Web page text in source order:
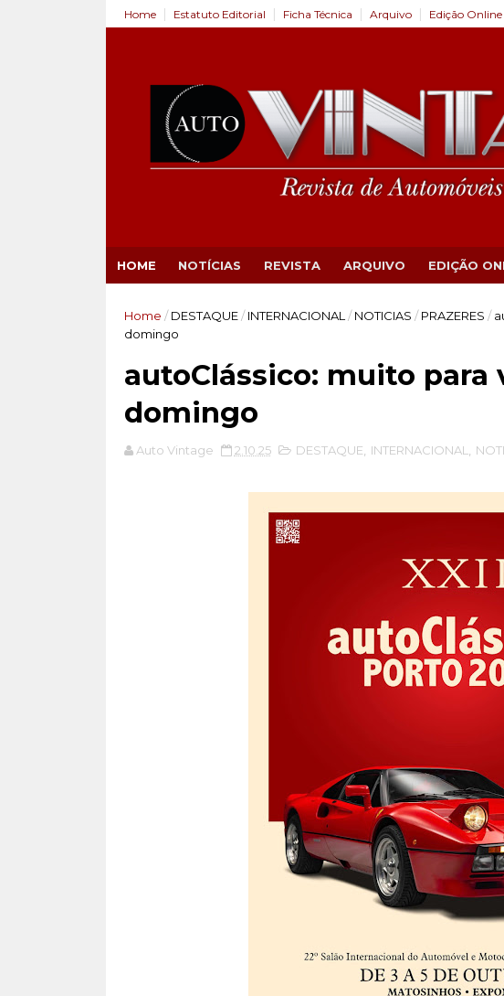
Home Estatuto Editorial Ficha Técnica Arquivo Edição Online
HOME NOTÍCIAS REVISTA ARQUIVO EDIÇÃO
Home / DESTAQUE / INTERNACIONAL / NOTICIAS / PRAZERES /
domingo
autoClássico: muito para
domingo
Auto Vintage 2.10.25 DESTAQUE INTERNACIONAL